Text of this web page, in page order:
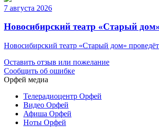
7 августа 2026
Новосибирский театр «Старый
Новосибирский театр «Старый дом»
Оставить отзыв или пожелание
Сообщить об ошибке
Орфей медиа
Телерадиоцентр Орфей
Видео Орфей
Афиша Орфей
Ноты Орфей